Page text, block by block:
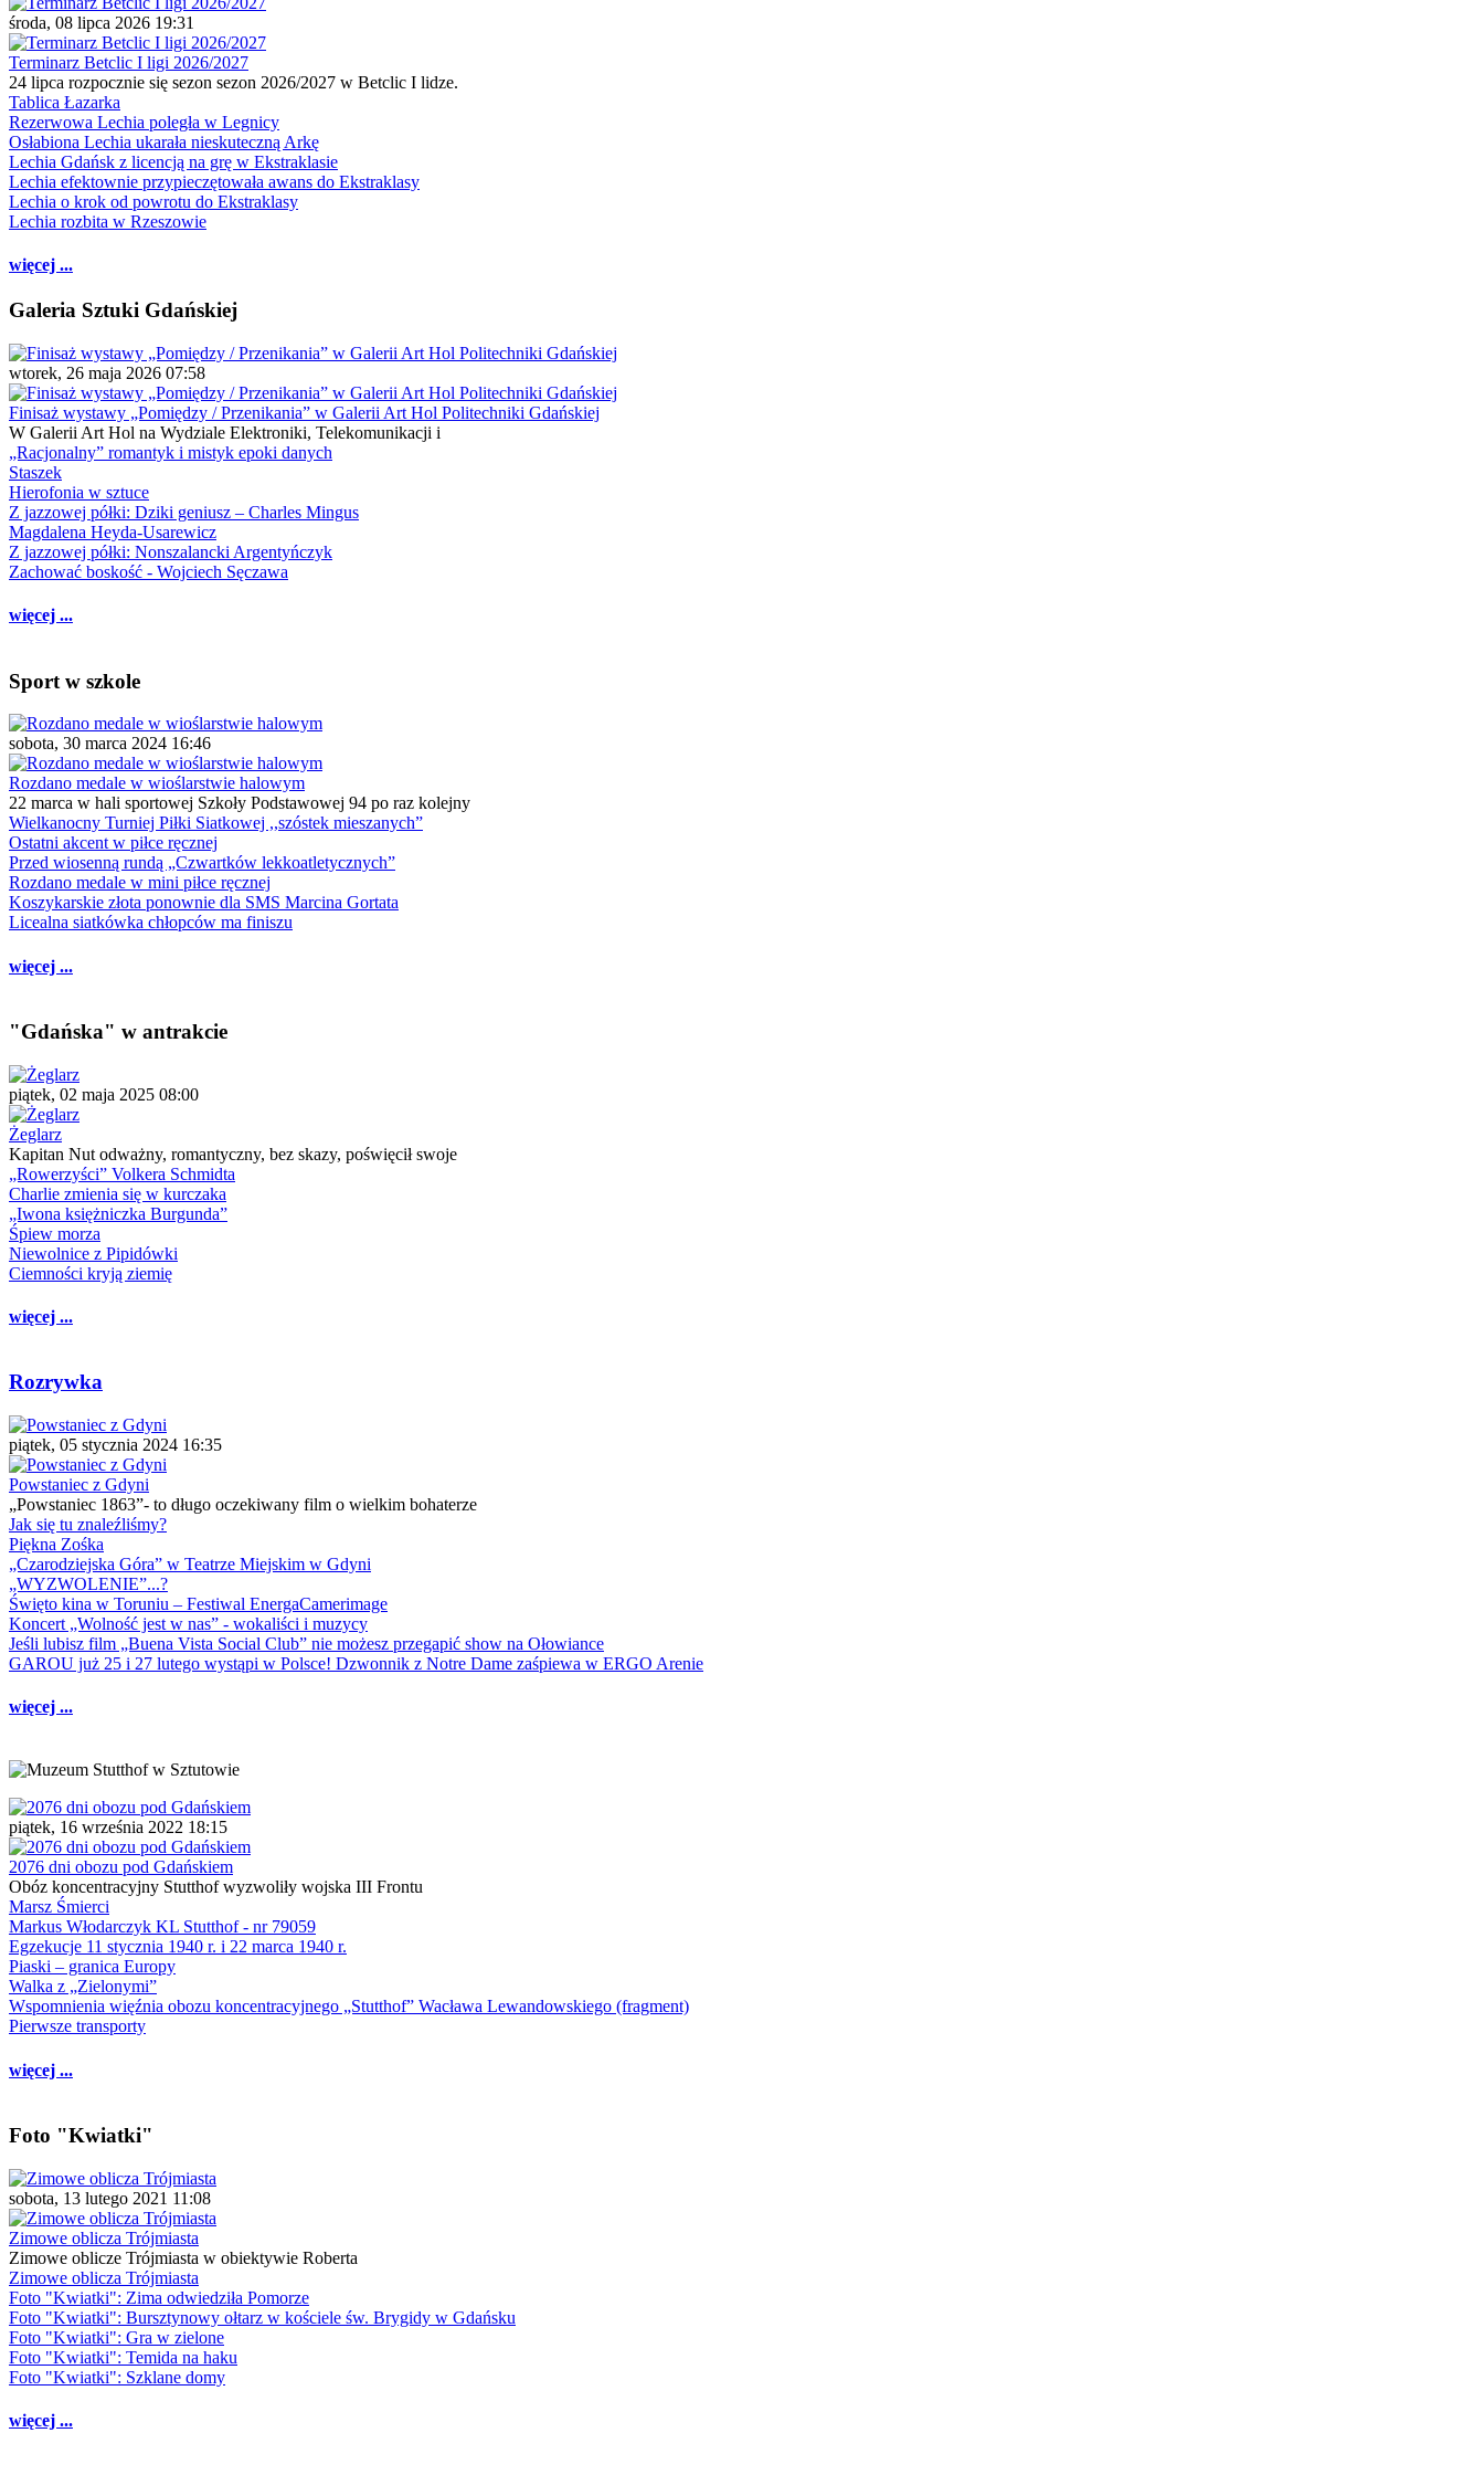
środa, 08 lipca 2026 19:31
Terminarz Betclic I ligi 2026/2027
24 lipca rozpocznie się sezon sezon 2026/2027 w Betclic I lidze.
Tablica Łazarka
Rezerwowa Lechia poległa w Legnicy
Osłabiona Lechia ukarała nieskuteczną Arkę
Lechia Gdańsk z licencją na grę w Ekstraklasie
Lechia efektownie przypieczętowała awans do Ekstraklasy
Lechia o krok od powrotu do Ekstraklasy
Lechia rozbita w Rzeszowie
więcej ...
Galeria Sztuki Gdańskiej
wtorek, 26 maja 2026 07:58
Finisaż wystawy „Pomiędzy / Przenikania” w Galerii Art Hol Politechniki Gdańskiej
W Galerii Art Hol na Wydziale Elektroniki, Telekomunikacji i
„Racjonalny” romantyk i mistyk epoki danych
Staszek
Hierofonia w sztuce
Z jazzowej półki: Dziki geniusz – Charles Mingus
Magdalena Heyda-Usarewicz
Z jazzowej półki: Nonszalancki Argentyńczyk
Zachować boskość - Wojciech Sęczawa
więcej ...
Sport w szkole
sobota, 30 marca 2024 16:46
Rozdano medale w wioślarstwie halowym
22 marca w hali sportowej Szkoły Podstawowej 94 po raz kolejny
Wielkanocny Turniej Piłki Siatkowej ,,szóstek mieszanych”
Ostatni akcent w piłce ręcznej
Przed wiosenną rundą „Czwartków lekkoatletycznych”
Rozdano medale w mini piłce ręcznej
Koszykarskie złota ponownie dla SMS Marcina Gortata
Licealna siatkówka chłopców ma finiszu
więcej ...
"Gdańska" w antrakcie
piątek, 02 maja 2025 08:00
Żeglarz
Kapitan Nut odważny, romantyczny, bez skazy, poświęcił swoje
„Rowerzyści” Volkera Schmidta
Charlie zmienia się w kurczaka
„Iwona księżniczka Burgunda”
Śpiew morza
Niewolnice z Pipidówki
Ciemności kryją ziemię
więcej ...
Rozrywka
piątek, 05 stycznia 2024 16:35
Powstaniec z Gdyni
„Powstaniec 1863”- to długo oczekiwany film o wielkim bohaterze
Jak się tu znaleźliśmy?
Piękna Zośka
„Czarodziejska Góra” w Teatrze Miejskim w Gdyni
„WYZWOLENIE”...?
Święto kina w Toruniu – Festiwal EnergaCamerimage
Koncert „Wolność jest w nas” - wokaliści i muzycy
Jeśli lubisz film „Buena Vista Social Club” nie możesz przegapić show na Ołowiance
GAROU już 25 i 27 lutego wystąpi w Polsce! Dzwonnik z Notre Dame zaśpiewa w ERGO Arenie
więcej ...
piątek, 16 września 2022 18:15
2076 dni obozu pod Gdańskiem
Obóz koncentracyjny Stutthof wyzwoliły wojska III Frontu
Marsz Śmierci
Markus Włodarczyk KL Stutthof - nr 79059
Egzekucje 11 stycznia 1940 r. i 22 marca 1940 r.
Piaski – granica Europy
Walka z „Zielonymi”
Wspomnienia więźnia obozu koncentracyjnego „Stutthof” Wacława Lewandowskiego (fragment)
Pierwsze transporty
więcej ...
Foto "Kwiatki"
sobota, 13 lutego 2021 11:08
Zimowe oblicza Trójmiasta
Zimowe oblicze Trójmiasta w obiektywie Roberta
Zimowe oblicza Trójmiasta
Foto "Kwiatki": Zima odwiedziła Pomorze
Foto "Kwiatki": Bursztynowy ołtarz w kościele św. Brygidy w Gdańsku
Foto "Kwiatki": Gra w zielone
Foto "Kwiatki": Temida na haku
Foto "Kwiatki": Szklane domy
więcej ...